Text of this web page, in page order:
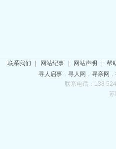
联系我们 网站纪事 网站声明
帮
寻人启事， 寻人网 ， 寻亲网 ，
联系电话：138